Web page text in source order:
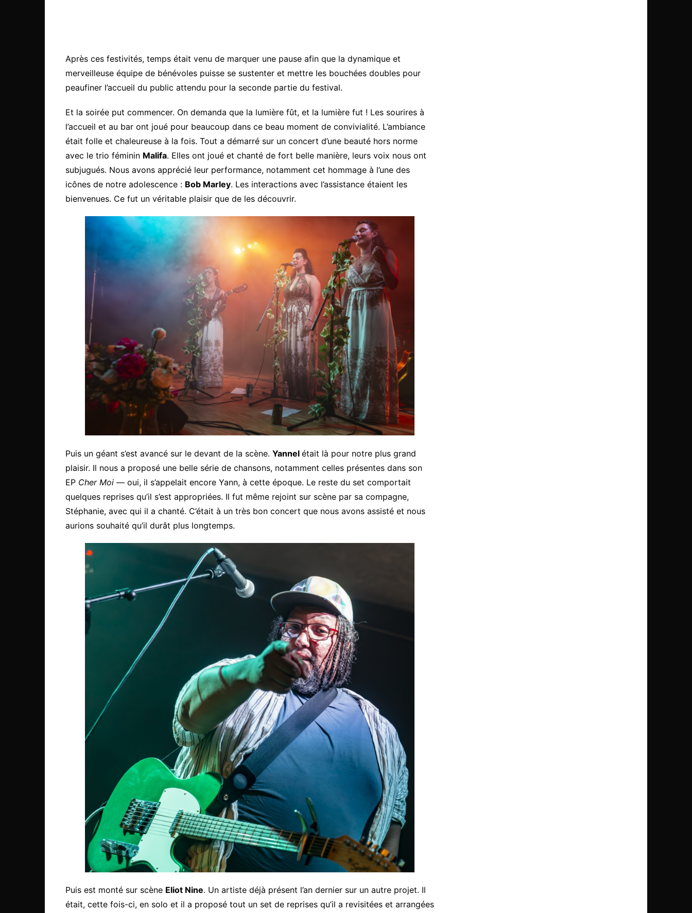
Après ces festivités, temps était venu de marquer une pause afin que la dynamique et
merveilleuse équipe de bénévoles puisse se sustenter et mettre les bouchées doubles pour
peaufiner l’accueil du public attendu pour la seconde partie du festival.
Et la soirée put commencer. On demanda que la lumière fût, et la lumière fut ! Les sourires à
l’accueil et au bar ont joué pour beaucoup dans ce beau moment de convivialité. L’ambiance
était folle et chaleureuse à la fois. Tout a démarré sur un concert d’une beauté hors norme
avec le trio féminin Malifa. Elles ont joué et chanté de fort belle manière, leurs voix nous ont
subjugués. Nous avons apprécié leur performance, notamment cet hommage à l’une des
icônes de notre adolescence : Bob Marley. Les interactions avec l’assistance étaient les
bienvenues. Ce fut un véritable plaisir que de les découvrir.
Puis un géant s’est avancé sur le devant de la scène. Yannel était là pour notre plus grand
plaisir. Il nous a proposé une belle série de chansons, notamment celles présentes dans son
EP Cher Moi — oui, il s’appelait encore Yann, à cette époque. Le reste du set comportait
quelques reprises qu’il s’est appropriées. Il fut même rejoint sur scène par sa compagne,
Stéphanie, avec qui il a chanté. C’était à un très bon concert que nous avons assisté et nous
aurions souhaité qu’il durât plus longtemps.
Puis est monté sur scène Eliot Nine. Un artiste déjà présent l’an dernier sur un autre projet. Il
était, cette fois-ci, en solo et il a proposé tout un set de reprises qu’il a revisitées et arrangées